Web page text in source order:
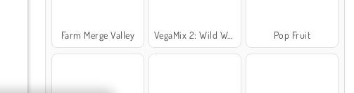
Farm Merge Valley VegaMix 2: Wild West Pop Fruit